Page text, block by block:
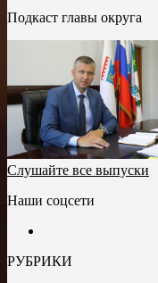
Подкаст главы округа
Слушайте все выпуски
Наши соцсети
РУБРИКИ